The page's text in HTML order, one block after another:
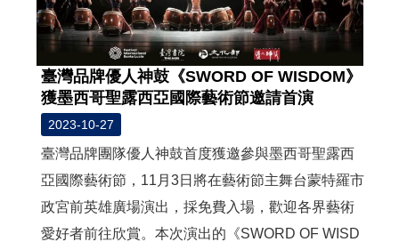
臺灣品牌優人神鼓《SWORD OF WISDOM》
獲墨西哥聖露西亞國際藝術節邀請首演
2023-10-27
臺灣品牌團隊優人神鼓首度獲邀參與墨西哥聖露西
亞國際藝術節，11月3日將在藝術節主舞台蒙特羅市
政宮前英雄廣場演出，採免費入場，歡迎各界藝術
愛好者前往欣賞。本次演出的《SWORD OF WISD